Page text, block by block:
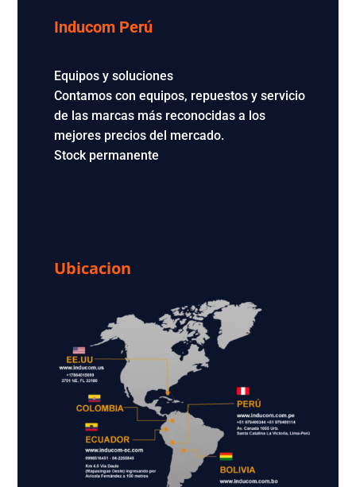
Inducom Perú
Equipos y soluciones
Contamos con equipos, repuestos y servicio
de las marcas más reconocidas a los
mejores precios del mercado.
Stock permanente
Ubicacion